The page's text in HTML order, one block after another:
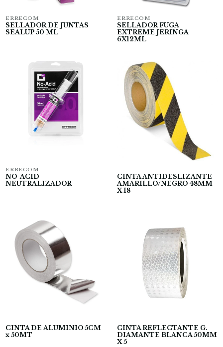
ERRECOM
SELLADOR DE JUNTAS
SEALUP 50 ML
ERRECOM
SELLADOR FUGA
EXTREME JERINGA
6X12ML
ERRECOM
NO-ACID
NEUTRALIZADOR
CINTA ANTIDESLIZANTE
AMARILLO/NEGRO 48MM
X 18
CINTA DE ALUMINIO 5CM
x 50MT
CINTA REFLECTANTE G.
DIAMANTE BLANCA 50MM
X 5